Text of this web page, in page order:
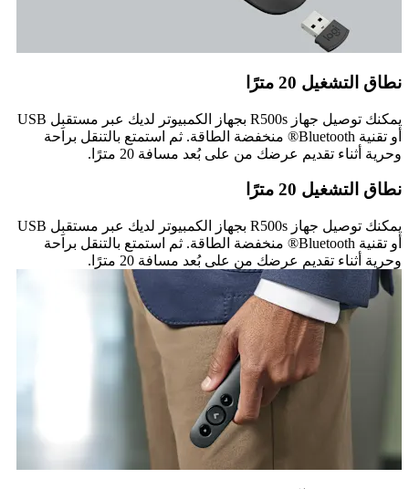
نطاق التشغيل 20 مترًا
يمكنك توصيل جهاز R500s بجهاز الكمبيوتر لديك عبر مستقبِل USB
أو تقنية Bluetooth® منخفضة الطاقة. ثم استمتع بالتنقل براحة
وحرية أثناء تقديم عرضك من على بُعد مسافة 20 مترًا.
نطاق التشغيل 20 مترًا
يمكنك توصيل جهاز R500s بجهاز الكمبيوتر لديك عبر مستقبِل USB
أو تقنية Bluetooth® منخفضة الطاقة. ثم استمتع بالتنقل براحة
وحرية أثناء تقديم عرضك من على بُعد مسافة 20 مترًا.